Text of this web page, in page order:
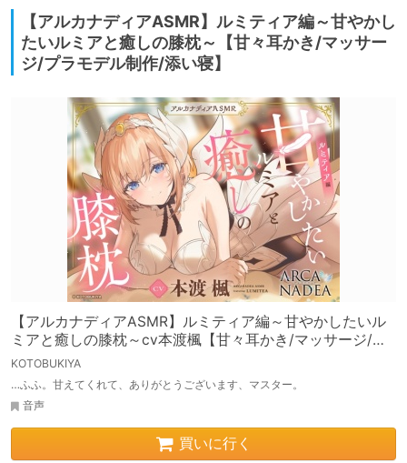
【アルカナディアASMR】ルミティア編～甘やかし
たいルミアと癒しの膝枕～【甘々耳かき/マッサー
ジ/プラモデル制作/添い寝】
【アルカナディアASMR】ルミティア編～甘やかしたいル
ミアと癒しの膝枕～cv本渡楓【甘々耳かき/マッサージ/プ
ラモデル制作/添い寝】
KOTOBUKIYA
…ふふ。甘えてくれて、ありがとうございます、マスター。
音声
買いに行く